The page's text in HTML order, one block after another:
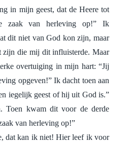
in mijn geest, dat de Heere tot
zaak van herleving op!” Ik
dit niet van God kon zijn, maar
zijn die mij dit influisterde. Maar
overtuiging in mijn hart: “Jij
opgeven!” Ik dacht toen aan
iegelijk geest of hij uit God is.”
Toen kwam dit voor de derde
van herleving op!”
dat kan ik niet! Hier leef ik voor